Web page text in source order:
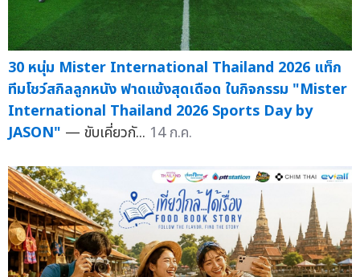
30 หนุ่ม Mister International Thailand 2026 แท็ก
ทีมโชว์สกิลลูกหนัง ฟาดแข้งสุดเดือด ในกิจกรรม "Mister
International Thailand 2026 Sports Day by
JASON" — ขับเคี่ยวกั... 14 ก.ค.